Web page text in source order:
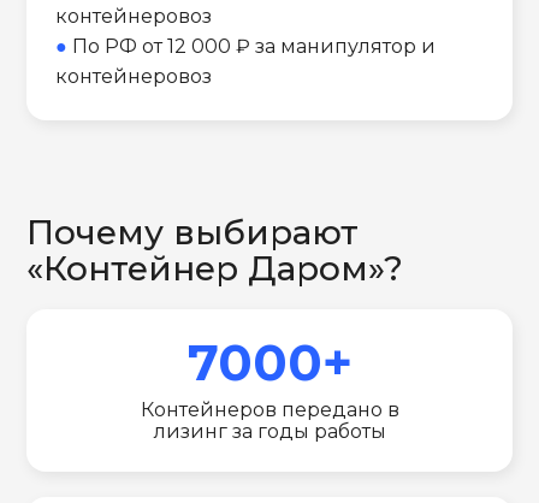
контейнеровоз
● По РФ от 12 000 ₽ за манипулятор и
контейнеровоз
Почему выбирают
«Контейнер Даром»?
7000+
Контейнеров передано в
лизинг за годы работы